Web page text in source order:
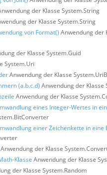
der Klasse System.String
der Klasse System.String
von Format() Anwendung der
der Klasse System.Guid
System.Uri
Anwendung der Klasse
(a.b.c.d) Anwendung der Klasse
Anwendung der Klasse
eines Integer-Wertes in
einer Zeichenkette in eine
Anwendung der Klasse
Klasse Anwendung der Klasse
der Klasse System.Random